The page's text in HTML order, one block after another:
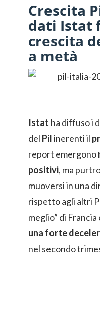
Crescita
dati Istat
crescita
a metà
Istat ha diffuso i
del Pilinerenti il
report emergono
positivi, ma
muoversi in una
rispetto agli altri
meglio” di Francia
una forte
nel secondo